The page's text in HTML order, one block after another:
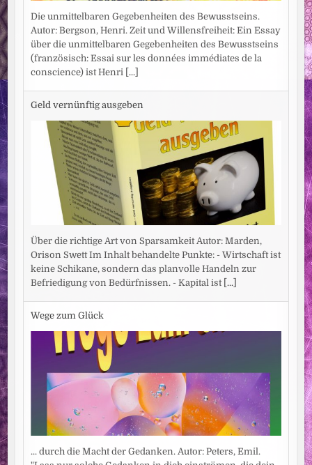
Die unmittelbaren Gegebenheiten des Bewusstseins.
Autor: Bergson, Henri. Zeit und Willensfreiheit: Ein Essay
über die unmittelbaren Gegebenheiten des Bewusstseins
(französisch: Essai sur les données immédiates de la
conscience) ist Henri [...]
Geld vernünftig ausgeben
Über die richtige Art von Sparsamkeit Autor: Marden,
Orison Swett Im Inhalt behandelte Punkte: - Wirtschaft ist
keine Schikane, sondern das planvolle Handeln zur
Befriedigung von Bedürfnissen. - Kapital ist [...]
Wege zum Glück
... durch die Macht der Gedanken. Autor: Peters, Emil.